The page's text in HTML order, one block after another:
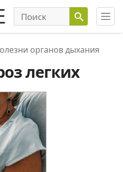
органов дыхания
легких